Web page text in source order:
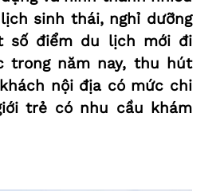
sinh thái, nghỉ dưỡng
số điểm du lịch mới đi
trong năm nay, thu hút
nội địa có mức chi
trẻ có nhu cầu khám